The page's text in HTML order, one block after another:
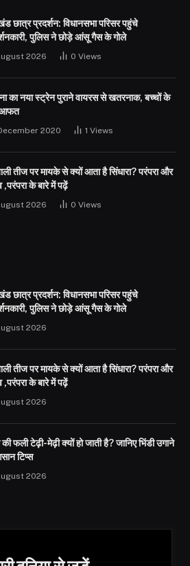
छात्र प्रदर्शन: विधानसभा परिसर पहुंचे
पुलिस ने छोड़े आंसू गैस के गोले
2026 0 Views
का नया स्ट्रेन पुराने वायरस से खतरनाक, बच्चों के
आफत
2020 1 Views
तीज पर मायके से क्यों आता है सिंधारा? परंपरा और
,परंपरा के बारे में पढ़ें
2026 0 Views
छात्र प्रदर्शन: विधानसभा परिसर पहुंचे
पुलिस ने छोड़े आंसू गैस के गोले
2026
तीज पर मायके से क्यों आता है सिंधारा? परंपरा और
,परंपरा के बारे में पढ़ें
2026
की फली टेढ़ी-मेढ़ी क्यों हो जाती है? जानिए भिंडी उगाने
टिप्स
2026